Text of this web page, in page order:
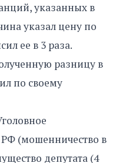
указанных в
указал цену по
ее в 3 раза.
разницу в
по своему
РФ (мошенничество в
депутата (4